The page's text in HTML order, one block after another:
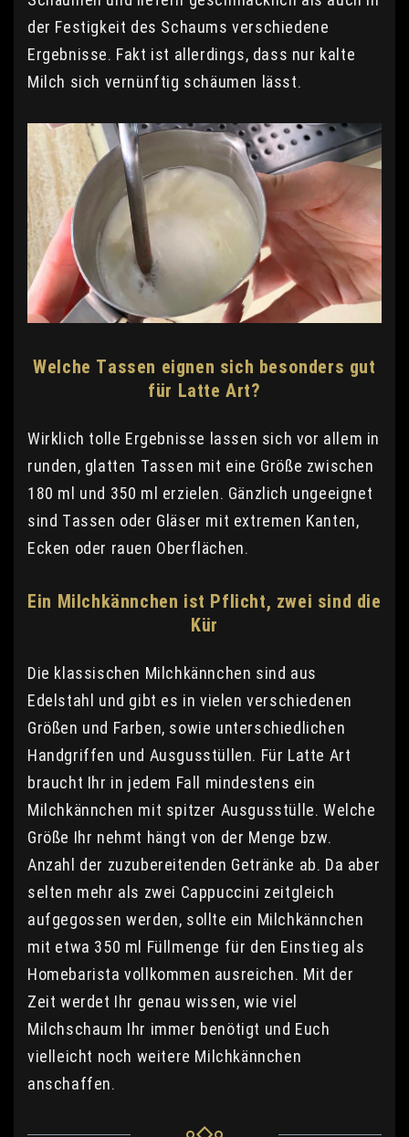
der Festigkeit des Schaums verschiedene
Ergebnisse. Fakt ist allerdings, dass nur kalte
Milch sich vernünftig schäumen lässt.
Welche Tassen eignen sich besonders gut
für Latte Art?
Wirklich tolle Ergebnisse lassen sich vor allem in
runden, glatten Tassen mit eine Größe zwischen
180 ml und 350 ml erzielen. Gänzlich ungeeignet
sind Tassen oder Gläser mit extremen Kanten,
Ecken oder rauen Oberflächen.
Ein Milchkännchen ist Pflicht, zwei sind die
Kür
Die klassischen Milchkännchen sind aus
Edelstahl und gibt es in vielen verschiedenen
Größen und Farben, sowie unterschiedlichen
Handgriffen und Ausgusstüllen. Für Latte Art
braucht Ihr in jedem Fall mindestens ein
Milchkännchen mit spitzer Ausgusstülle. Welche
Größe Ihr nehmt hängt von der Menge bzw.
Anzahl der zuzubereitenden Getränke ab. Da aber
selten mehr als zwei Cappuccini zeitgleich
aufgegossen werden, sollte ein Milchkännchen
mit etwa 350 ml Füllmenge für den Einstieg als
Homebarista vollkommen ausreichen. Mit der
Zeit werdet Ihr genau wissen, wie viel
Milchschaum Ihr immer benötigt und Euch
vielleicht noch weitere Milchkännchen
anschaffen.